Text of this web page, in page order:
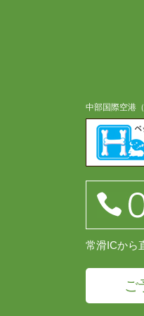
中部国際空港
常滑ICから
ご